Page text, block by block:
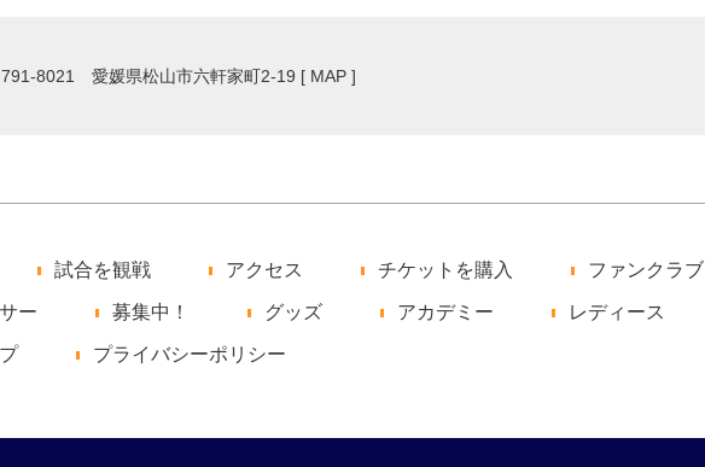
791-8021 愛媛県松山市六軒家町2-19 [ MAP ]
試合を観戦 アクセス チケットを購入 ファンクラブ
ー 募集中！ グッズ アカデミー レディース
プライバシーポリシー